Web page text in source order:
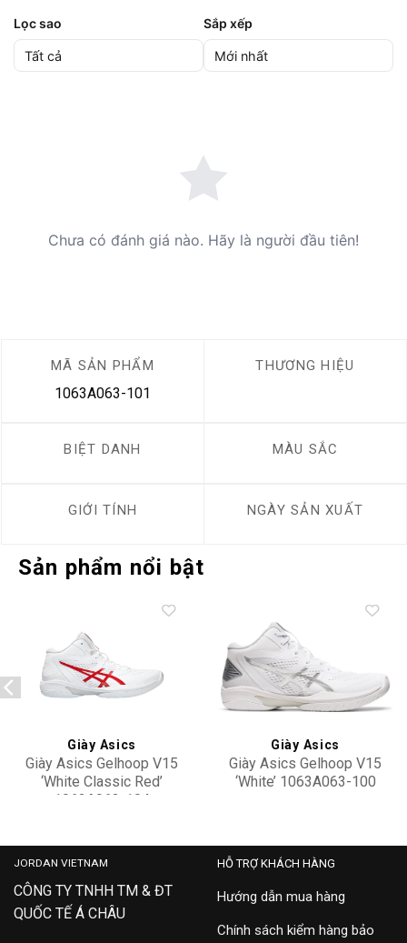
Lọc sao Sắp xếp
Chưa có đánh giá nào. Hãy là người đầu tiên!
MÃ SẢN PHẨM
1063A063-101
THƯƠNG HIỆU
BIỆT DANH MÀU SẮC
GIỚI TÍNH NGÀY SẢN XUẤT
Sản phẩm nổi bật
wishlist
Giày Asics
Giày Asics Gelhoop V15
‘White Classic Red’
1063A063-104
Giày Asics
Giày Asics Gelhoop V15
‘White’ 1063A063-100
JORDAN VIETNAM
CÔNG TY TNHH TM & ĐT
QUỐC TẾ Á CHÂU
HỖ TRỢ KHÁCH HÀNG
Hướng dẫn mua hàng
Chính sách kiểm hàng bảo